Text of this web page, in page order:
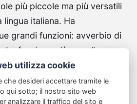
più piccole ma più versatili
italiana. Ha
grandi funzioni: avverbio di
La funzione più semplice e
utilizza cookie
che desideri accettare tramite le
qui sotto; il nostro sito web
analizzare il traffico del sito e